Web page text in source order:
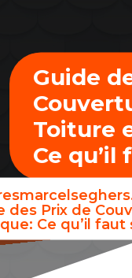
Guide
Toiture
Ce qu’il
des Prix de
Ce qu’il faut